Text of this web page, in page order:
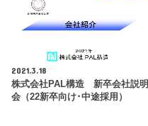
2021.3.18
株式会社PAL構造 新卒会社説明
会（22新卒向け･中途採用）